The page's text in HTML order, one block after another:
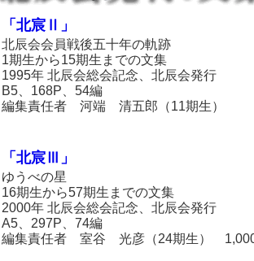
「北宸Ⅱ」
北辰会会員戦後五十年の軌跡
1期生から15期生までの文集
1995年 北辰会総会記念、北辰会発行
B5、168P、54編
編集責任者 河端 清五郎（11期生）
「北宸Ⅲ」
ゆうべの星
16期生から57期生までの文集
2000年 北辰会総会記念、北辰会発行
A5、297P、74編
編集責任者 室谷 光彦（24期生）